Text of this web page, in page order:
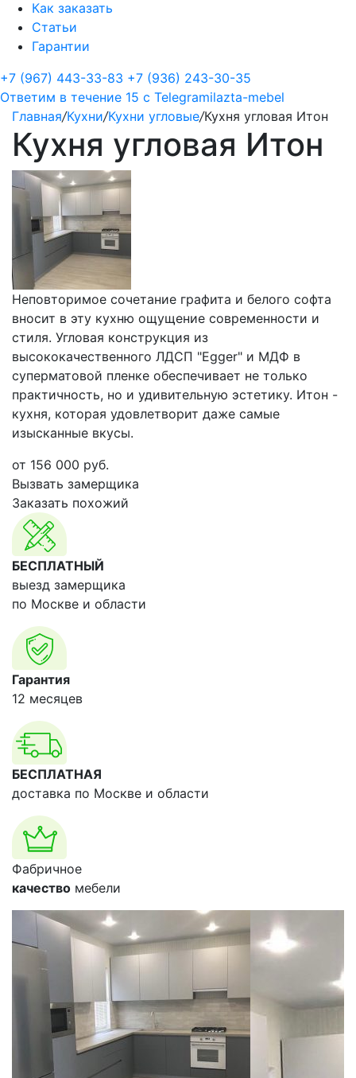
Как заказать
Статьи
Гарантии
+7 (967) 443-33-83 +7 (936) 243-30-35
Ответим в течение 15 с Telegramilazta-mebel
Главная/Кухни/Кухни угловые/Кухня угловая Итон
Кухня угловая Итон
Неповторимое сочетание графита и белого софта
вносит в эту кухню ощущение современности и
стиля. Угловая конструкция из
высококачественного ЛДСП "Egger" и МДФ в
суперматовой пленке обеспечивает не только
практичность, но и удивительную эстетику. Итон -
кухня, которая удовлетворит даже самые
изысканные вкусы.
от 156 000 руб.
Вызвать замерщика
Заказать похожий
БЕСПЛАТНЫЙ
выезд замерщика
по Москве и области
Гарантия
12 месяцев
БЕСПЛАТНАЯ
доставка по Москве и области
Фабричное
качество мебели